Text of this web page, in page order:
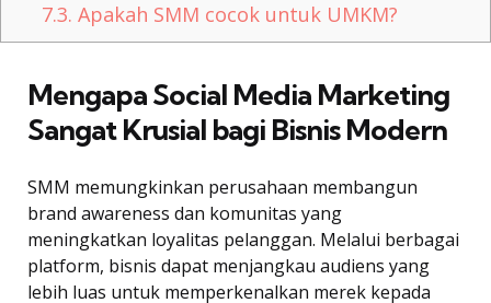
7.3. Apakah SMM cocok untuk UMKM?
Mengapa Social Media Marketing
Sangat Krusial bagi Bisnis Modern
SMM memungkinkan perusahaan membangun
brand awareness dan komunitas yang
meningkatkan loyalitas pelanggan. Melalui berbagai
platform, bisnis dapat menjangkau audiens yang
lebih luas untuk memperkenalkan merek kepada